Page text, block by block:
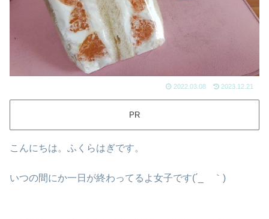
2022.03.08 2023.12.21
PR
こんにちは。ふくらはぎです。
いつの間にか一日が終わってるよ女子です(´_ゝ｀)